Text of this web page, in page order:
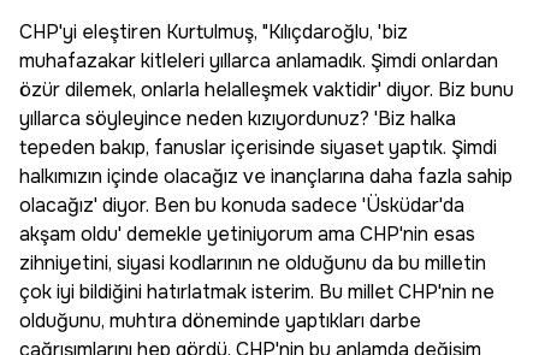
CHP'yi eleştiren Kurtulmuş, "Kılıçdaroğlu, 'biz
muhafazakar kitleleri yıllarca anlamadık. Şimdi onlardan
özür dilemek, onlarla helalleşmek vaktidir' diyor. Biz bunu
yıllarca söyleyince neden kızıyordunuz? 'Biz halka
tepeden bakıp, fanuslar içerisinde siyaset yaptık. Şimdi
halkımızın içinde olacağız ve inançlarına daha fazla sahip
olacağız' diyor. Ben bu konuda sadece 'Üsküdar'da
akşam oldu' demekle yetiniyorum ama CHP'nin esas
zihniyetini, siyasi kodlarının ne olduğunu da bu milletin
çok iyi bildiğini hatırlatmak isterim. Bu millet CHP'nin ne
olduğunu, muhtıra döneminde yaptıkları darbe
çağrışımlarını hep gördü. CHP'nin bu anlamda değişim